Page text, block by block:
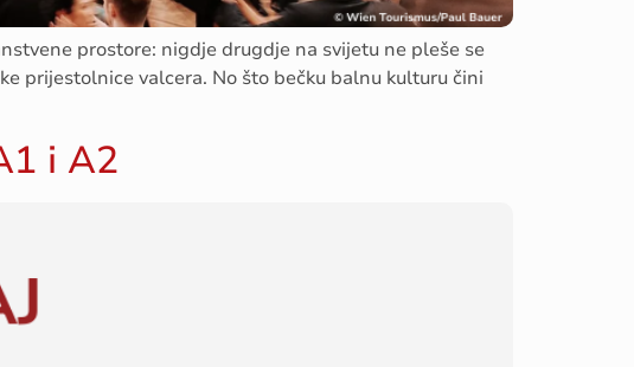
prostore: nigdje drugdje na svijetu ne pleše se
prijestolnice valcera. No što bečku balnu kulturu čini
i A2